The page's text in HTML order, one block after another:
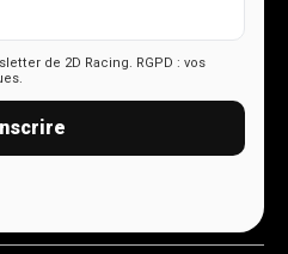
de 2D Racing. RGPD : vos